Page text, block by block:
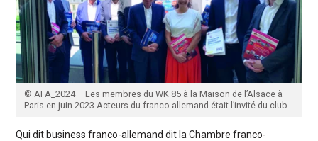
© AFA_2024 – Les membres du WK 85 à la Maison de l’Alsace à
Paris en juin 2023.Acteurs du franco-allemand était l’invité du club
Qui dit business franco-allemand dit la Chambre franco-